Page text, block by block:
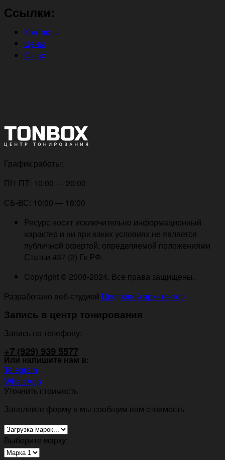
Ссылки:
Контакты
Цены
О нас
График работы:
ПН-ПТ: 10:00 — 20:00
СБ-ВС: 10:00 — 18:00
Ресурс носит исключительно информационный
характер и ни при каких условиях не является
публичной офертой, определяемой положениями
Статьи 437 (2) Гк РФ.
Copyright © 2008-2024. Все права защищены.
Разработано веб-студией Цифровой архитектор
Запись в центр тонирования
Запись по телефону:
+7 (929) 939 5577
Или напишите нам в:
Telegram
WhatsApp
Уточнить стоимость
Заполните форму и мы сообщим вам стоимость
Выберите марку: